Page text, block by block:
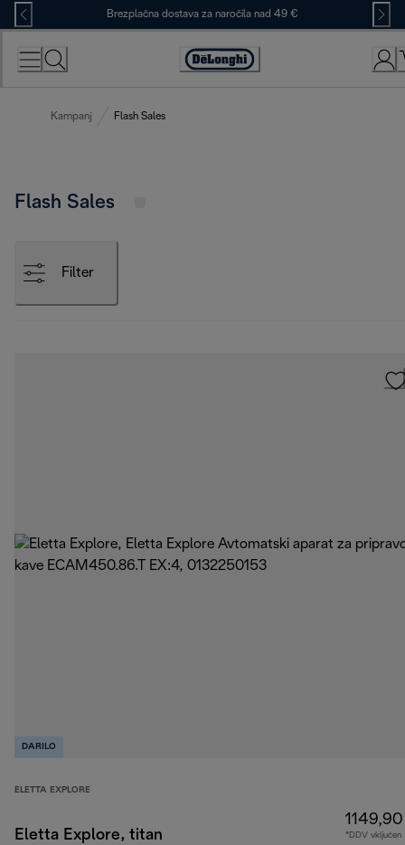
Skip
to
Content
Brezplačna dostava za naročila nad 49 €
Accessibility
Kampanj Flash Sales
Flash Sales
Filter
DARILO
ELETTA EXPLORE
Eletta Explore, titan *DDV vključen